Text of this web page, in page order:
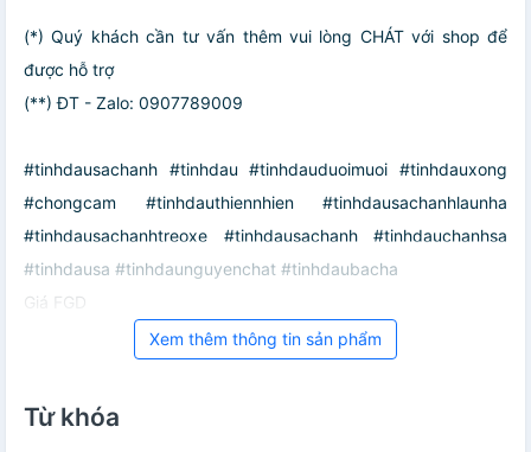
(*) Quý khách cần tư vấn thêm vui lòng CHÁT với shop để
được hỗ trợ
(**) ĐT - Zalo: 0907789009
#tinhdausachanh #tinhdau #tinhdauduoimuoi #tinhdauxong
#chongcam #tinhdauthiennhien #tinhdausachanhlaunha
#tinhdausachanhtreoxe #tinhdausachanh #tinhdauchanhsa
#tinhdausa #tinhdaunguyenchat #tinhdaubacha
Giá FGD
Xem thêm thông tin sản phẩm
Từ khóa